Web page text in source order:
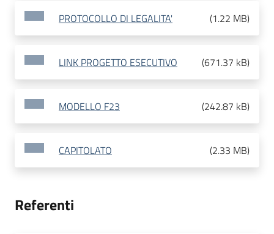
PROTOCOLLO DI LEGALITA' (1.22 MB)
LINK PROGETTO ESECUTIVO (671.37 kB)
MODELLO F23 (242.87 kB)
CAPITOLATO (2.33 MB)
Referenti